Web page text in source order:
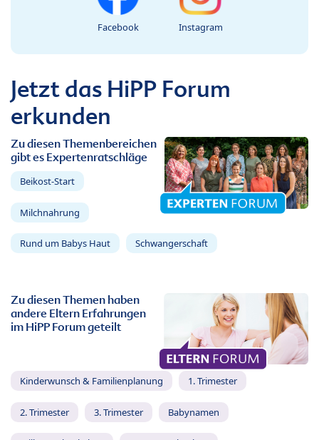
Facebook Instagram
Jetzt das HiPP Forum
erkunden
Zu diesen Themenbereichen
gibt es Expertenratschläge
Beikost-Start
Milchnahrung
Rund um Babys Haut Schwangerschaft
Zu diesen Themen haben
andere Eltern Erfahrungen
im HiPP Forum geteilt
Kinderwunsch & Familienplanung 1. Trimester
2. Trimester 3. Trimester Babynamen